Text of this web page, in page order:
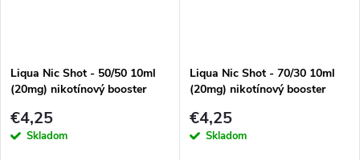
Liqua Nic Shot - 50/50 10ml
(20mg) nikotínový booster
€4,25
Skladom
Liqua Nic Shot - 70/30 10ml
(20mg) nikotínový booster
€4,25
Skladom